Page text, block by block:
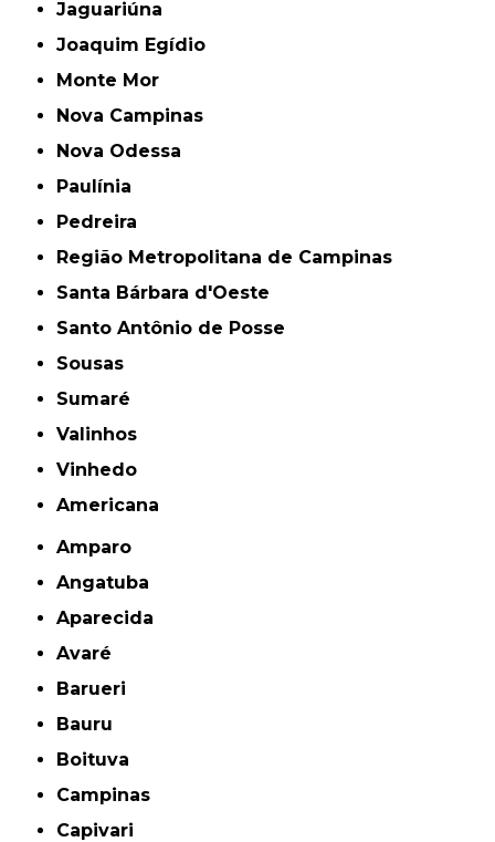
Jaguariúna
Joaquim Egídio
Monte Mor
Nova Campinas
Nova Odessa
Paulínia
Pedreira
Região Metropolitana de Campinas
Santa Bárbara d'Oeste
Santo Antônio de Posse
Sousas
Sumaré
Valinhos
Vinhedo
americana
Amparo
Angatuba
Aparecida
Avaré
Barueri
Bauru
Boituva
Campinas
Capivari